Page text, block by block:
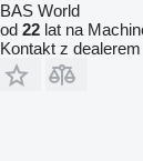
BAS World
od 22 lat na
Kontakt z dealerem